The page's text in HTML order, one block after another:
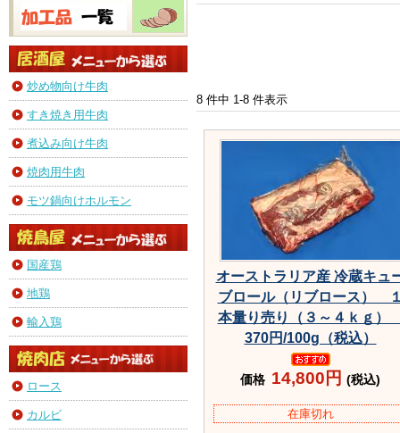
炒め物向け牛肉
すき焼き用牛肉
煮込み向け牛肉
焼肉用牛肉
モツ鍋向けホルモン
国産鶏
地鶏
輸入鶏
ロース
カルビ
8 件中 1-8 件表示
オーストラリア産 冷蔵キュ
ブロール（リブロース）
本量り売り（３～４ｋｇ
370円/100g（税込）
価格 14,800円 (税込)
在庫切れ